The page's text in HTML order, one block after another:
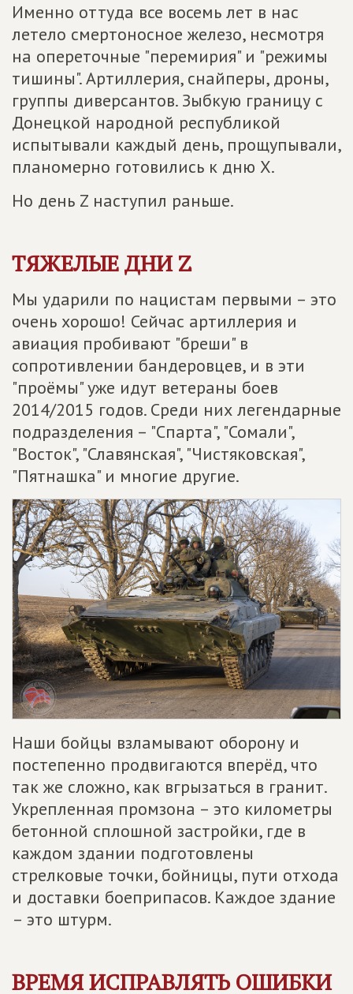
Именно оттуда все восемь лет в нас
летело смертоносное железо, несмотря
на опереточные "перемирия" и "режимы
тишины". Артиллерия, снайперы, дроны,
группы диверсантов. Зыбкую границу с
Донецкой народной республикой
испытывали каждый день, прощупывали,
планомерно готовились к дню X.
Но день Z наступил раньше.
ТЯЖЕЛЫЕ ДНИ Z
Мы ударили по нацистам первыми – это
очень хорошо! Сейчас артиллерия и
авиация пробивают "бреши" в
сопротивлении бандеровцев, и в эти
"проёмы" уже идут ветераны боев
2014/2015 годов. Среди них легендарные
подразделения – "Спарта", "Сомали",
"Восток", "Славянская", "Чистяковская",
"Пятнашка" и многие другие.
Наши бойцы взламывают оборону и
постепенно продвигаются вперёд, что
так же сложно, как вгрызаться в гранит.
Укрепленная промзона – это километры
бетонной сплошной застройки, где в
каждом здании подготовлены
стрелковые точки, бойницы, пути отхода
и доставки боеприпасов. Каждое здание
– это штурм.
ВРЕМЯ ИСПРАВЛЯТЬ ОШИБКИ